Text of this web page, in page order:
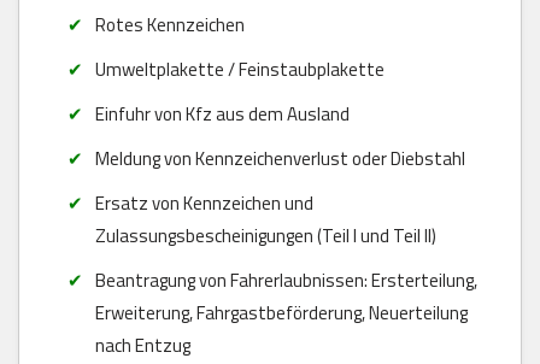
Rotes Kennzeichen
Umweltplakette / Feinstaubplakette
Einfuhr von Kfz aus dem Ausland
Meldung von Kennzeichenverlust oder Diebstahl
Ersatz von Kennzeichen und
Zulassungsbescheinigungen (Teil I und Teil II)
Beantragung von Fahrerlaubnissen: Ersterteilung,
Erweiterung, Fahrgastbeförderung, Neuerteilung
nach Entzug